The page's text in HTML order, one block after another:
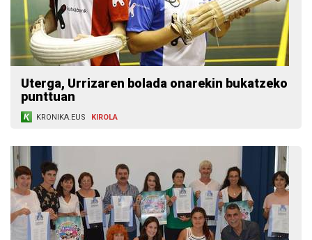
Uterga, Urrizaren bolada onarekin bukatzeko
punttuan
KRONIKA.EUS KIROLA